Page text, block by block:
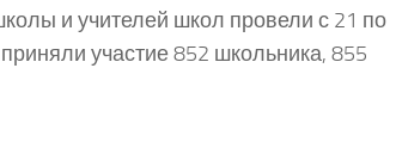
и учителей школ провели с 21 по
участие 852 школьника, 855